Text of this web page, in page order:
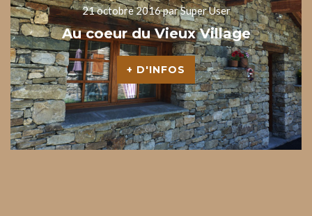
21 octobre 2016par Super User
Au coeur du Vieux Village
+ D'INFOS